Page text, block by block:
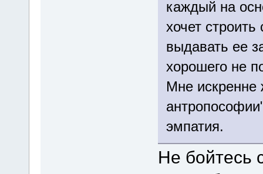
каждый на
хочет
выдавать ее
хорошего не
Мне искренне
эмпатия.
Не бойтесь